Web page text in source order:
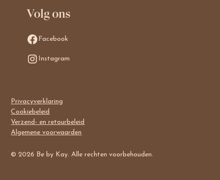
Volg ons
Facebook
Instagram
© 2026 Be by Kay. Alle rechten voorbehouden.
Privacyverklaring
Cookiebeleid
Verzend- en retourbeleid
Algemene voorwaarden